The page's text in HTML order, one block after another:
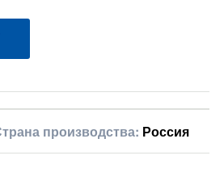
производства: Россия